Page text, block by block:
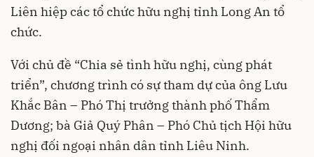
Liên hiệp các tổ chức hữu nghị tỉnh Long An tổ
chức.
Với chủ đề “Chia sẻ tình hữu nghị, cùng phát
triển”, chương trình có sự tham dự của ông Lưu
Khắc Bân – Phó Thị trưởng thành phố Thẩm
Dương; bà Giả Quý Phân – Phó Chủ tịch Hội hữu
nghị đối ngoại nhân dân tỉnh Liêu Ninh.